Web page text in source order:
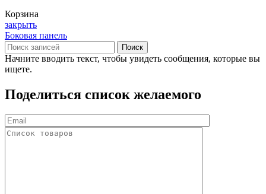
Корзина
закрыть
Боковая панель
Поиск
Начните вводить текст, чтобы увидеть сообщения, которые вы
ищете.
Поделиться список желаемого